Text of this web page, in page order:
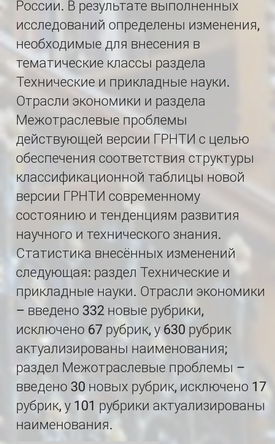
России. В результате выполненных
исследований определены изменения,
необходимые для внесения в
тематические классы раздела
Технические и прикладные науки.
Отрасли экономики и раздела
Межотраслевые проблемы
действующей версии ГРНТИ с целью
обеспечения соответствия структуры
классификационной таблицы новой
версии ГРНТИ современному
состоянию и тенденциям развития
научного и технического знания.
Статистика внесённых изменений
следующая: раздел Технические и
прикладные науки. Отрасли экономики
– введено 332 новые рубрики,
исключено 67 рубрик, у 630 рубрик
актуализированы наименования;
раздел Межотраслевые проблемы –
введено 30 новых рубрик, исключено 17
рубрик, у 101 рубрики актуализированы
наименования.